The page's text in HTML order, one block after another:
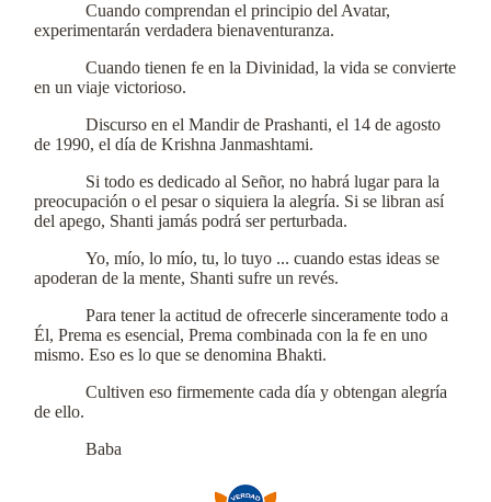
Cuando comprendan el principio del Avatar,
experimentarán verdadera bienaventuranza.
Cuando tienen fe en la Divinidad, la vida se convierte
en un viaje victorioso.
Discurso en el Mandir de Prashanti, el 14 de agosto
de 1990, el día de Krishna Janmashtami.
Si todo es dedicado al Señor, no habrá lugar para la
preocupación o el pesar o siquiera la alegría. Si se libran así
del apego, Shanti jamás podrá ser perturbada.
Yo, mío, lo mío, tu, lo tuyo ... cuando estas ideas se
apoderan de la mente, Shanti sufre un revés.
Para tener la actitud de ofrecerle sinceramente todo a
Él, Prema es esencial, Prema combinada con la fe en uno
mismo. Eso es lo que se denomina Bhakti.
Cultiven eso firmemente cada día y obtengan alegría
de ello.
Baba